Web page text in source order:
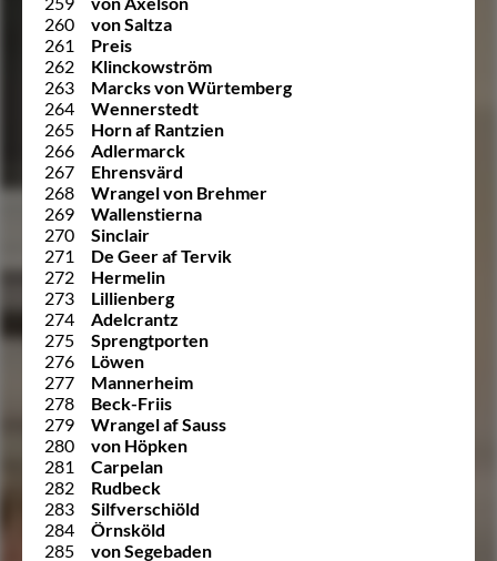
260
von Saltza
261
Preis
262
Klinckowström
263
Marcks von Würtemberg
264
Wennerstedt
265
Horn af Rantzien
266
Adlermarck
267
Ehrensvärd
268
Wrangel von Brehmer
269
Wallenstierna
270
Sinclair
271
De Geer af Tervik
272
Hermelin
273
Lillienberg
274
Adelcrantz
275
Sprengtporten
276
Löwen
277
Mannerheim
278
Beck-Friis
279
Wrangel af Sauss
280
von Höpken
281
Carpelan
282
Rudbeck
283
Silfverschiöld
284
Örnsköld
285
von Segebaden